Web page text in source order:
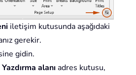
iletişim kutusunda aşağıdaki
gerekir.
gidin.
Yazdırma alanı adres kutusu,